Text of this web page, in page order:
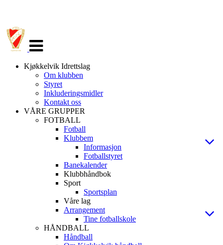
navigasjon
Kjøkkelvik Idrettslag
Om klubben
Styret
Inkluderingsmidler
Kontakt oss
VÅRE GRUPPER
FOTBALL
Fotball
Klubbem
Informasjon
Fotballstyret
Banekalender
Klubbhåndbok
Sport
Sportsplan
Våre lag
Arrangement
Tine fotballskole
HÅNDBALL
Håndball